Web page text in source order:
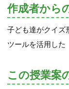
作成者から
子ども達がクイズ
ツールを活用した
この授業案